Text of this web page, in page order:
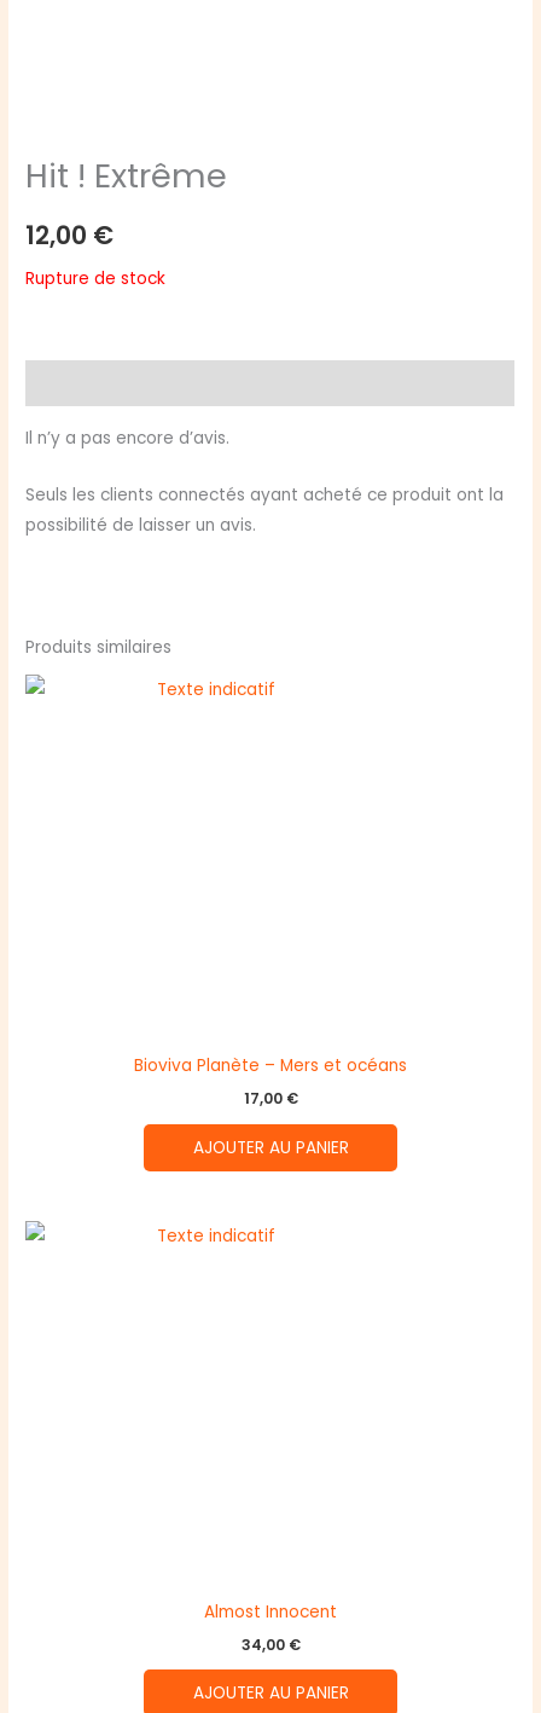
Hit ! Extrême
12,00 €
Rupture de stock
Il n’y a pas encore d’avis.
Seuls les clients connectés ayant acheté ce produit ont la
possibilité de laisser un avis.
Produits similaires
Bioviva Planète – Mers et océans
17,00 €
AJOUTER AU PANIER
Almost Innocent
34,00 €
AJOUTER AU PANIER